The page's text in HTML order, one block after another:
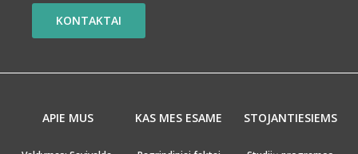
KONTAKTAI
APIE MUS KAS MES ESAME STOJANTIESIEMS